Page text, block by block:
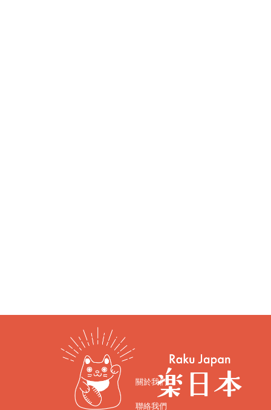
關於我們
聯絡我們